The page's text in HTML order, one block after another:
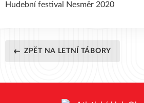
Hudební festival Nesměr 2020
ZPĚT NA LETNÍ TÁBORY